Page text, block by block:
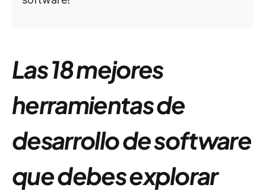
Las 18 mejores
herramientas de
desarrollo de software
que debes explorar